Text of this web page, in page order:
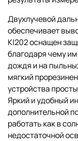
Двухлучевой
обеспечивает
KI202 оснащен
благодаря чему
дождя и на
мягкий
устройства
Яркий и удобный
дополнительной
работать как в
недостаточной